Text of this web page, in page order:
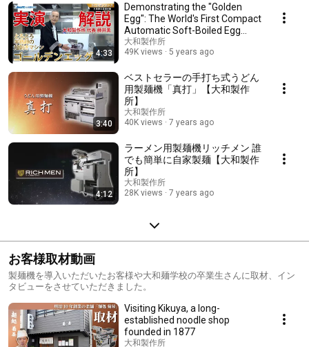
4:33
Demonstrating the "Golden
Egg": The World's First Compact
Automatic Soft-Boiled Egg
Peeler [Yamat...
大和製作所
49K views
5 years ago
3:40
ベストセラーの手打ち式うどん
用製麺機「真打」【大和製作
所】
大和製作所
40K views
7 years ago
4:12
ラーメン用製麺機リッチメン 誰
でも簡単に自家製麺【大和製作
所】
大和製作所
28K views
7 years ago
お客様取材動画
製麺機を導入いただいたお客様や大和麺学校の卒業生さんに取材、イン
タビューをさせていただきました。
Visiting Kikuya, a long-
established noodle shop
founded in 1877
大和製作所